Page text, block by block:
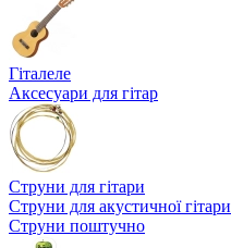
Гіталеле
Аксесуари для гітар
Струни для гітари
Струни для акустичної гітари
Струни поштучно